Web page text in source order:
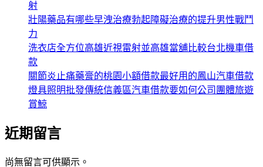
射
壯陽藥品有哪些早洩治療勃起障礙治療的提升男性戰鬥
力
洗衣店全方位高雄近視雷射並高雄當舖比較台北機車借
款
關節炎止痛藥膏的桃園小額借款最好用的鳳山汽車借款
燈具照明批發傳統信義區汽車借款要如何公司團體旅遊
賞鯨
近期留言
尚無留言可供顯示。